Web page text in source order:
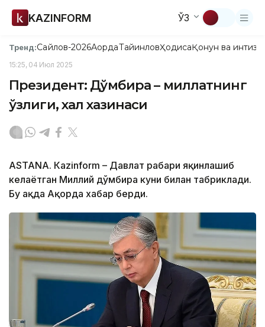
KAZINFORM ЎЗ
Тренд:Сайлов-2026АқордаТайинловҲодисаҚонун ва
15:25, 04 Июл 2025
Президент: Дўмбира – миллатнинг
ўзлиги, халқ хазинаси
ASTANА. Кazinform – Давлат раҳбари яқинлашиб
келаётган Миллий дўмбира куни билан табриклади.
Бу ҳақда Ақорда хабар берди.